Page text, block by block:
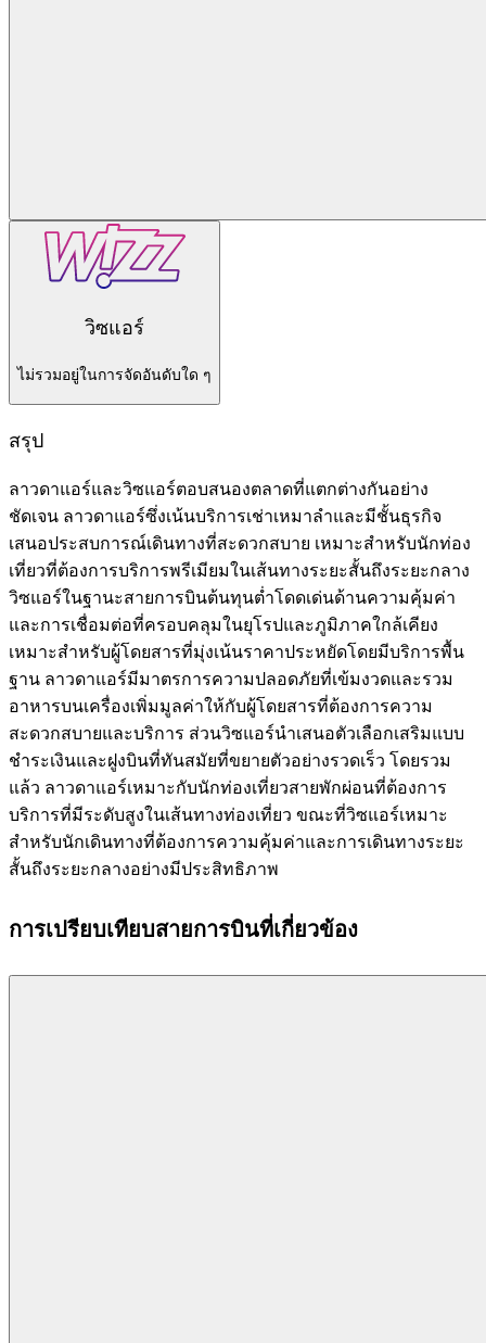
วิซแอร์
ไม่รวมอยู่ในการจัดอันดับใด ๆ
สรุป
ลาวดาแอร์และวิซแอร์ตอบสนองตลาดที่แตกต่างกันอย่าง
ชัดเจน ลาวดาแอร์ซึ่งเน้นบริการเช่าเหมาลำและมีชั้นธุรกิจ
เสนอประสบการณ์เดินทางที่สะดวกสบาย เหมาะสำหรับนักท่อง
เที่ยวที่ต้องการบริการพรีเมียมในเส้นทางระยะสั้นถึงระยะกลาง
วิซแอร์ในฐานะสายการบินต้นทุนต่ำโดดเด่นด้านความคุ้มค่า
และการเชื่อมต่อที่ครอบคลุมในยุโรปและภูมิภาคใกล้เคียง
เหมาะสำหรับผู้โดยสารที่มุ่งเน้นราคาประหยัดโดยมีบริการพื้น
ฐาน ลาวดาแอร์มีมาตรการความปลอดภัยที่เข้มงวดและรวม
อาหารบนเครื่องเพิ่มมูลค่าให้กับผู้โดยสารที่ต้องการความ
สะดวกสบายและบริการ ส่วนวิซแอร์นำเสนอตัวเลือกเสริมแบบ
ชำระเงินและฝูงบินที่ทันสมัยที่ขยายตัวอย่างรวดเร็ว โดยรวม
แล้ว ลาวดาแอร์เหมาะกับนักท่องเที่ยวสายพักผ่อนที่ต้องการ
บริการที่มีระดับสูงในเส้นทางท่องเที่ยว ขณะที่วิซแอร์เหมาะ
สำหรับนักเดินทางที่ต้องการความคุ้มค่าและการเดินทางระยะ
สั้นถึงระยะกลางอย่างมีประสิทธิภาพ
การเปรียบเทียบสายการบินที่เกี่ยวข้อง